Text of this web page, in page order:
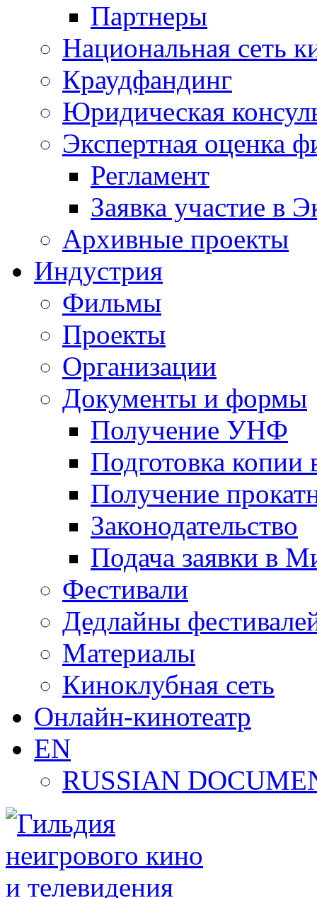
Партнеры
Национальная сеть
Краудфандинг
Юридическая
Экспертная оценка
Регламент
Заявка участие в
Архивные проекты
Индустрия
Фильмы
Проекты
Организации
Документы и формы
Получение УНФ
Подготовка копии
Получение
Законодательство
Подача заявки в
Фестивали
Дедлайны
Материалы
Киноклубная сеть
Онлайн-кинотеатр
EN
RUSSIAN